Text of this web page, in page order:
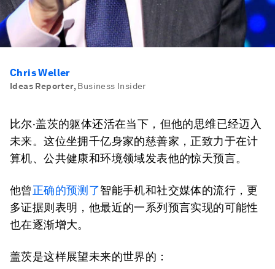
Chris Weller
Ideas Reporter, Business Insider
比尔·盖茨的躯体还活在当下，但他的思维已经迈入
未来。这位坐拥千亿身家的慈善家，正致力于在计
算机、公共健康和环境领域发表他的惊天预言。
他曾正确的预测了智能手机和社交媒体的流行，更
多证据则表明，他最近的一系列预言实现的可能性
也在逐渐增大。
盖茨是这样展望未来的世界的：